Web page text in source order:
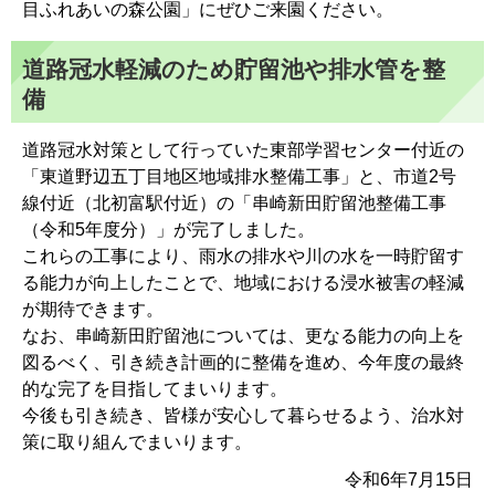
目ふれあいの森公園」にぜひご来園ください。
道路冠水軽減のため貯留池や排水管を整
備
道路冠水対策として行っていた東部学習センター付近の
「東道野辺五丁目地区地域排水整備工事」と、市道2号
線付近（北初富駅付近）の「串崎新田貯留池整備工事
（令和5年度分）」が完了しました。
これらの工事により、雨水の排水や川の水を一時貯留す
る能力が向上したことで、地域における浸水被害の軽減
が期待できます。
なお、串崎新田貯留池については、更なる能力の向上を
図るべく、引き続き計画的に整備を進め、今年度の最終
的な完了を目指してまいります。
今後も引き続き、皆様が安心して暮らせるよう、治水対
策に取り組んでまいります。
令和6年7月15日